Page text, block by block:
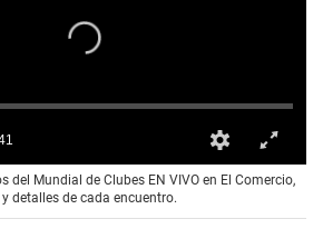
del Mundial de Clubes EN VIVO en El Comercio,
detalles de cada encuentro.